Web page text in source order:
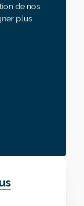
de nos
plus